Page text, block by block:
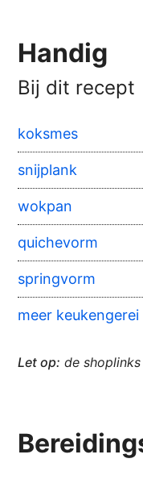
Handig
Bij dit recept
koksmes
snijplank
wokpan
quichevorm
springvorm
meer keukengerei
Let op: de